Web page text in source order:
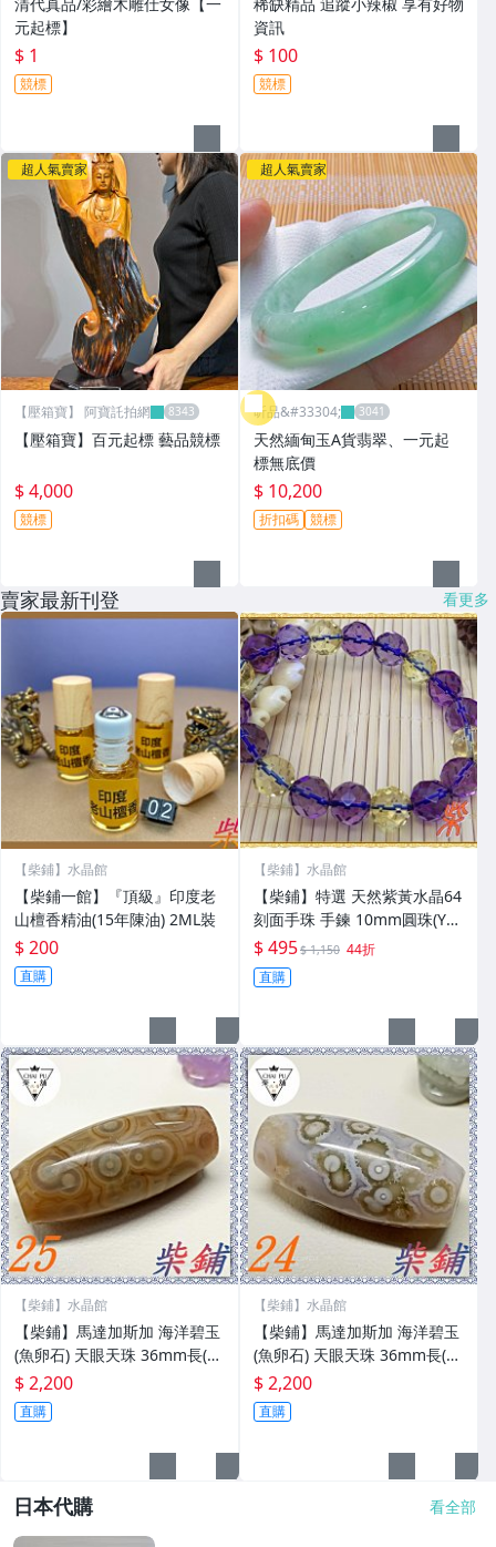
元起標】
$ 1
競標
資訊
$ 100
競標
超人氣賣家
【壓箱寶】 阿寶託拍網
【壓箱寶】百元起標 藝品競標
$ 4,000
競標
超人氣賣家
昕品&#33304;
天然緬甸玉A貨翡翠、一元起
標無底價
$ 10,200
折扣碼 競標
賣家最新刊登 看更多
【柴鋪】水晶館
【柴鋪一館】『頂級』印度老
山檀香精油(15年陳油) 2ML裝
$ 200
直購
【柴鋪】水晶館
【柴鋪】特選 天然紫黃水晶64
刻面手珠 手鍊 10mm圓珠(YCL
11-2) (實物拍)
$ 495$ 1,150 44折
直購
【柴鋪】水晶館
【柴鋪】馬達加斯加 海洋碧玉
(魚卵石) 天眼天珠 36mm長(編
號(B-橙-25)(單品實拍)
$ 2,200
直購
【柴鋪】水晶館
【柴鋪】馬達加斯加 海洋碧玉
(魚卵石) 天眼天珠 36mm長(編
號(B-橙-24)(單品實拍)
$ 2,200
直購
日本代購 看全部